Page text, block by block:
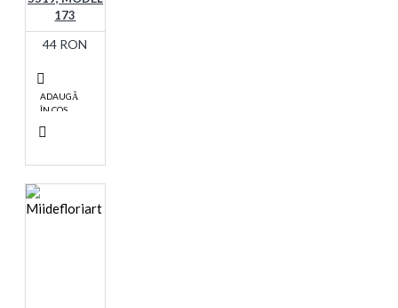
173
44 RON
ADAUGĂ
ÎN COŞ